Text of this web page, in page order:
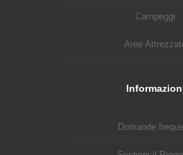
Campeggi
Aree
Domande